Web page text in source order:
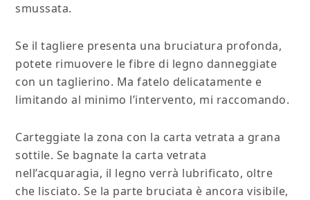
smussata.
Se il tagliere presenta una bruciatura profonda,
potete rimuovere le fibre di legno danneggiate
con un taglierino. Ma fatelo delicatamente e
limitando al minimo l’intervento, mi raccomando.
Carteggiate la zona con la carta vetrata a grana
sottile. Se bagnate la carta vetrata
nell’acquaragia, il legno verrà lubrificato, oltre
che lisciato. Se la parte bruciata è ancora visibile,